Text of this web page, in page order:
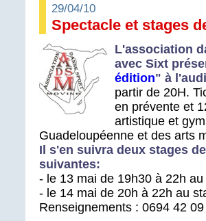
29/04/10
Spectacle et stages
L'association
avec Sixt
édition" à
partir de 20H.
en prévente et
artistique et
Guadeloupéenne et des arts
Il s'en suivra deux stages
suivantes:
- le 13 mai de 19h30 à 22h
- le 14 mai de 20h à 22h au
Renseignements : 0694 42